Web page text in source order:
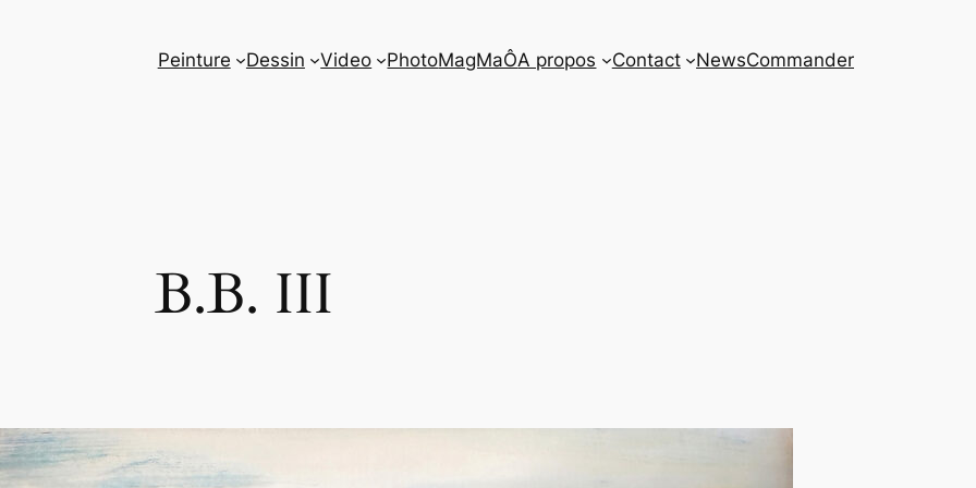
Peinture Dessin Video PhotoMagMaÔA propos Contact NewsCommander
B.B. III